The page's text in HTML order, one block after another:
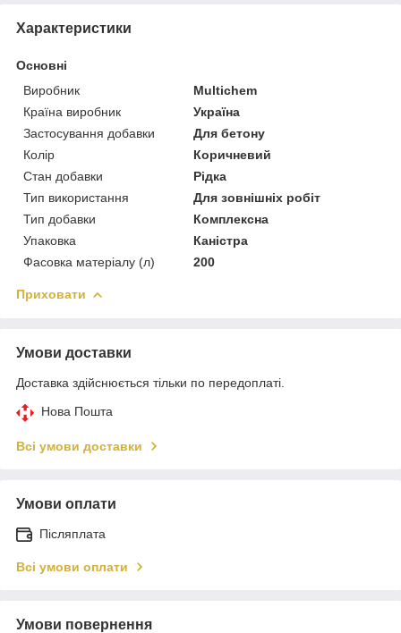
Характеристики
Основні
Виробник
Multichem
Країна виробник
Україна
Застосування добавки
Для бетону
Колір
Коричневий
Стан добавки
Рідка
Тип використання
Для зовнішніх робіт
Тип добавки
Комплексна
Упаковка
Каністра
Фасовка матеріалу (л)
200
Приховати
Умови доставки
Доставка здійснюється тільки по передоплаті.
Нова Пошта
Всі умови доставки
Умови оплати
Післяплата
Всі умови оплати
Умови повернення